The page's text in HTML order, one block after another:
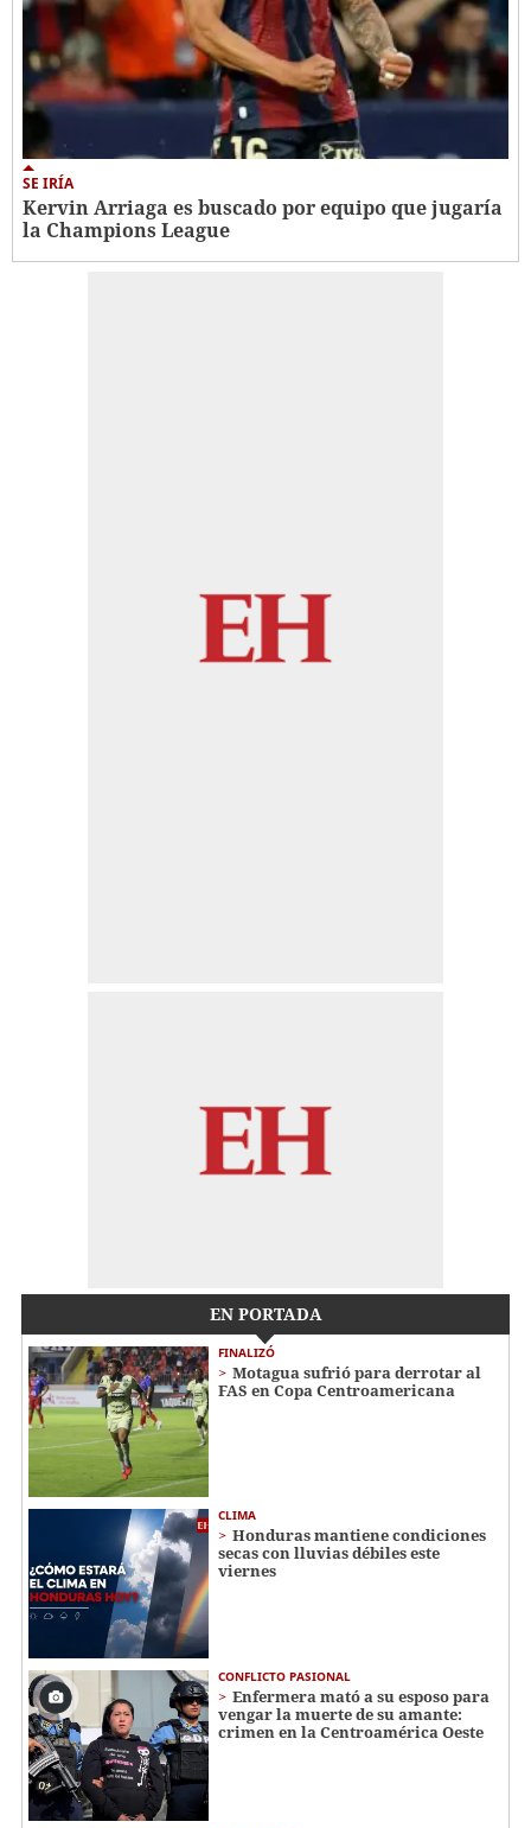
SE IRÍA
Kervin Arriaga es buscado por equipo que jugaría
la Champions League
EN PORTADA
FINALIZÓ
Motagua sufrió para derrotar al
FAS en Copa Centroamericana
CLIMA
Honduras mantiene condiciones
secas con lluvias débiles este
viernes
CONFLICTO PASIONAL
Enfermera mató a su esposo para
vengar la muerte de su amante:
crimen en la Centroamérica Oeste